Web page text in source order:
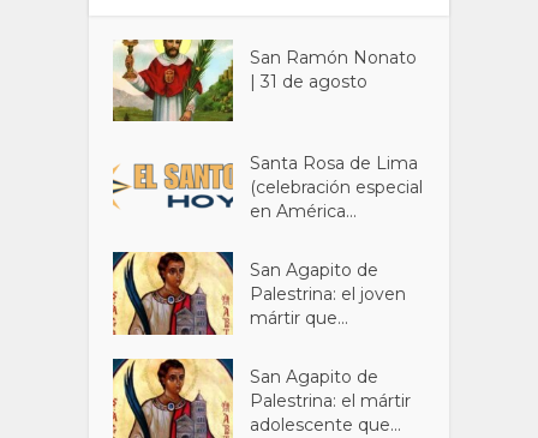
San Ramón Nonato
| 31 de agosto
Santa Rosa de Lima
(celebración especial
en América...
San Agapito de
Palestrina: el joven
mártir que...
San Agapito de
Palestrina: el mártir
adolescente que...